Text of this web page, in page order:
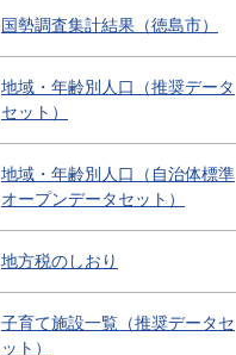
国勢調査集計結果（徳島市）
地域・年齢別人口（推奨データ
セット）
地域・年齢別人口（自治体標準
オープンデータセット）
地方税のしおり
子育て施設一覧（推奨データセ
ット）